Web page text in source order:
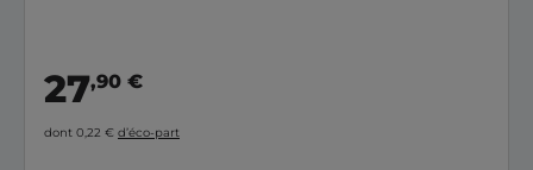
27,90 €
dont 0,22 € d’éco-part